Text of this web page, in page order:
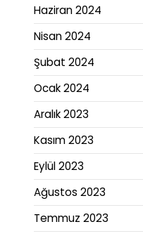
Haziran 2024
Nisan 2024
Şubat 2024
Ocak 2024
Aralık 2023
Kasım 2023
Eylül 2023
Ağustos 2023
Temmuz 2023